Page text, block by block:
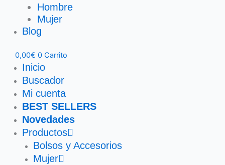
Hombre
Mujer
Blog
0,00€ 0 Carrito
Inicio
Buscador
Mi cuenta
BEST SELLERS
Novedades
Productos
Bolsos y Accesorios
Mujer